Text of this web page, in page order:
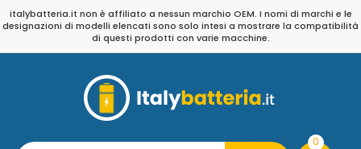
italybatteria.it non è affiliato a nessun marchio OEM. I nomi di marchi e le
designazioni di modelli elencati sono solo intesi a mostrare la compatibilità
di questi prodotti con varie macchine.
0